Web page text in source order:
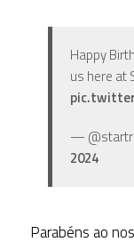
Happy
us here at
—
2024
Parabéns ao